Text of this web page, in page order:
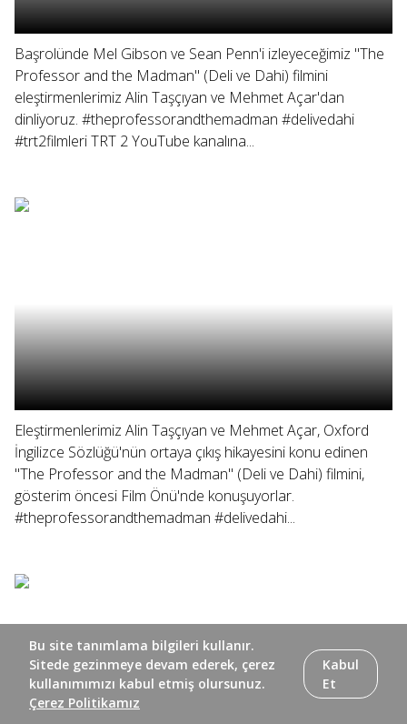
Başrolünde Mel Gibson ve Sean Penn'i izleyeceğimiz "The
Professor and the Madman" (Deli ve Dahi) filmini
eleştirmenlerimiz Alin Taşçıyan ve Mehmet Açar'dan
dinliyoruz. #theprofessorandthemadman #delivedahi
#trt2filmleri TRT 2 YouTube kanalına...
Eleştirmenlerimiz Alin Taşçıyan ve Mehmet Açar, Oxford
İngilizce Sözlüğü'nün ortaya çıkış hikayesini konu edinen
"The Professor and the Madman" (Deli ve Dahi) filmini,
gösterim öncesi Film Önü'nde konuşuyorlar.
#theprofessorandthemadman #delivedahi...
Bu site tanımlama bilgileri kullanır.
Sitede gezinmeye devam ederek, çerez
kullanımımızı kabul etmiş olursunuz.
Çerez Politikamız
Kabul
Et